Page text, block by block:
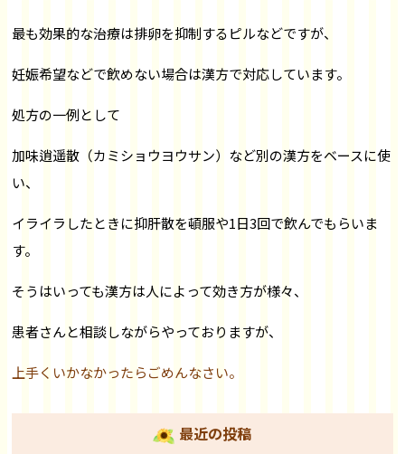
最も効果的な治療は排卵を抑制するピルなどですが、
妊娠希望などで飲めない場合は漢方で対応しています。
処方の一例として
加味逍遥散（カミショウヨウサン）など別の漢方をベースに使
い、
イライラしたときに抑肝散を頓服や1日3回で飲んでもらいま
す。
そうはいっても漢方は人によって効き方が様々、
患者さんと相談しながらやっておりますが、
上手くいかなかったらごめんなさい。
最近の投稿